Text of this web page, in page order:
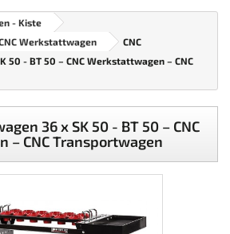
- Kiste
Werkstattwagen
CNC
50 - BT 50 – CNC Werkstattwagen – CNC
36 x SK 50 - BT 50 – CNC
– CNC Transportwagen